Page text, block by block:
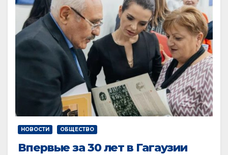
НОВОСТИ ОБЩЕСТВО
Впервые за 30 лет в Гагаузии